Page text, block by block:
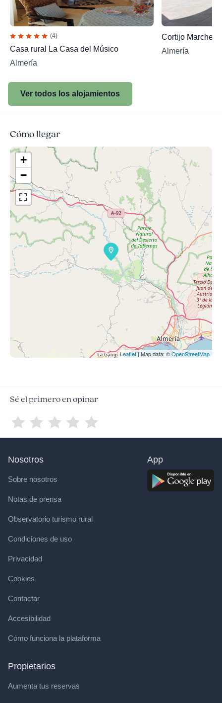
(4)
Casa rural La Casa del Músico
Almería
Cortijo Marchena
Almería
Ver todos los alojamientos
Cómo llegar
+
−
Leaflet | Map data: ©OpenStreetMap
Sé el primero en opinar
Nosotros
Sobre nosotros
Notas de prensa
Observatorio turismo rural
Condiciones de uso
Privacidad
Cookies
Contactar
Accesibilidad
Cómo funciona la plataforma
Propietarios
Aumenta tus reservas
App